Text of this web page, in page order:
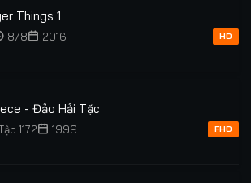
Things 1
8/8 2016 HD
- Đảo Hải Tặc
1172 1999 FHD